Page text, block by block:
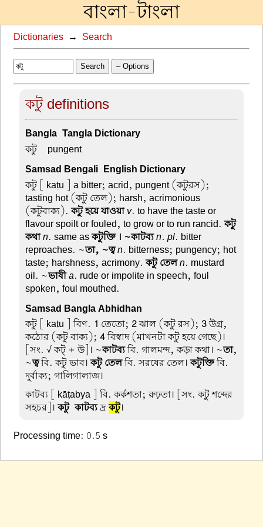
বাংলা-টাংলা
Dictionaries → Search
Search – Options
কটু definitions
Bangla-Tangla Dictionary
কটু – pungent
Samsad Bengali-English Dictionary
কটু [ kaṭu ] a bitter; acrid, pungent (কটুরস);
tasting hot (কটু তেল); harsh, acrimonious
(কটুবাক্য).কটু হয়ে যাওয়া v. to have the taste or
flavour spoilt or fouled, to grow or to run rancid.কটু
কথাn. same asকটুক্তি । ~কাটব্যn. pl. bitter
reproaches. ~তা, ~ত্বn. bitterness; pungency; hot
taste; harshness, acrimony.কটু তেলn. mustard
oil. ~ভাষীa. rude or impolite in speech, foul-
spoken, foul mouthed.
Samsad Bangla Abhidhan
কটু [ kaṭu ] বিণ. 1 তেতো; 2ঝাল (কটু রস); 3উগ্র,
কঠোর (কটু বাক্য);4বিস্বাদ (মাখনটা কটু হয়ে গেছে)।
[সং. √ কট্ + উ]। ~কাটব্যবি. গালমন্দ, কড়া কথা। ~তা,
~ত্ববি. কটু ভাব।কটু তেলবি. সরষের তেল।কটুক্তিবি.
দুর্বাক্য; গালিগালাজ।
কাটব্য [ kāṭabya ] বি. কর্কশতা; রুঢ়তা। [সং. কটু শব্দের
সহচর]।কটু-কাটব্যদ্রকটু।
Processing time: 0.5 s